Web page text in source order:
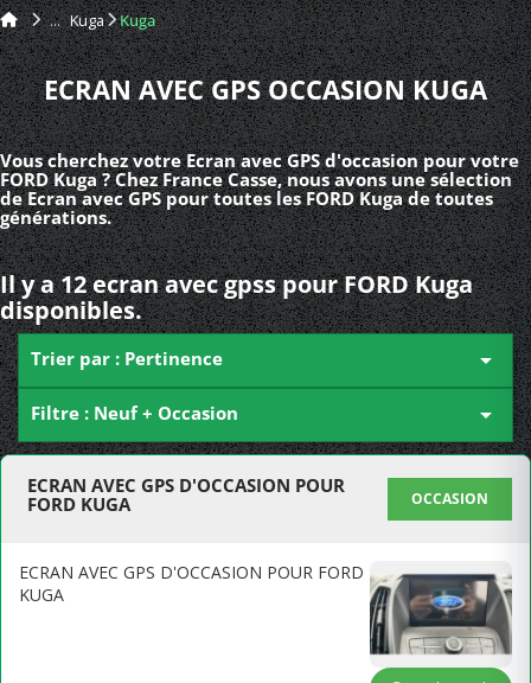
Kuga Kuga
ECRAN AVEC GPS OCCASION KUGA
Vous cherchez votre Ecran avec GPS d'occasion pour votre
FORD Kuga ? Chez France Casse, nous avons une sélection
de Ecran avec GPS pour toutes les FORD Kuga de toutes
générations.
Il y a 12 ecran avec gpss pour FORD Kuga
disponibles.
Trier par : Pertinence 
Filtre : Neuf + Occasion 
ECRAN AVEC GPS D'OCCASION POUR
FORD KUGA
OCCASION
ECRAN AVEC GPS D'OCCASION POUR FORD
KUGA